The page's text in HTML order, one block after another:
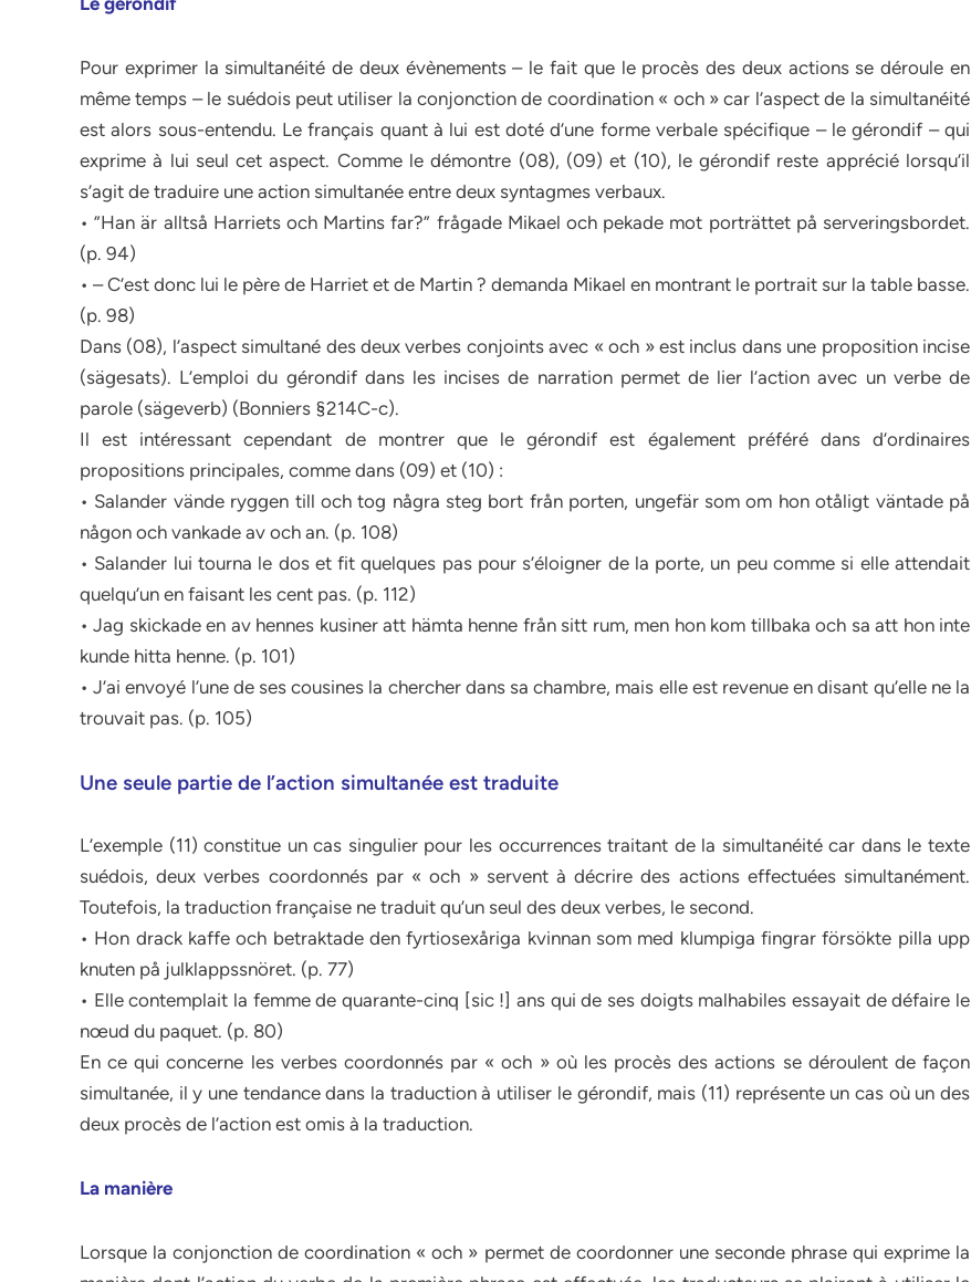
Pour exprimer la simultanéité de deux évènements – le fait que le procès des deux actions se déroule en
même temps – le suédois peut utiliser la conjonction de coordination « och » car l’aspect de la simultanéité
est alors sous-entendu. Le français quant à lui est doté d’une forme verbale spécifique – le gérondif – qui
exprime à lui seul cet aspect. Comme le démontre (08), (09) et (10), le gérondif reste apprécié lorsqu’il
s’agit de traduire une action simultanée entre deux syntagmes verbaux.
• ”Han är alltså Harriets och Martins far?” frågade Mikael och pekade mot porträttet på serveringsbordet.
(p. 94)
• – C’est donc lui le père de Harriet et de Martin ? demanda Mikael en montrant le portrait sur la table basse.
(p. 98)
Dans (08), l’aspect simultané des deux verbes conjoints avec « och » est inclus dans une proposition incise
(sägesats). L’emploi du gérondif dans les incises de narration permet de lier l’action avec un verbe de
parole (sägeverb) (Bonniers §214C-c).
Il est intéressant cependant de montrer que le gérondif est également préféré dans d’ordinaires
propositions principales, comme dans (09) et (10) :
• Salander vände ryggen till och tog några steg bort från porten, ungefär som om hon otåligt väntade på
någon och vankade av och an. (p. 108)
• Salander lui tourna le dos et fit quelques pas pour s’éloigner de la porte, un peu comme si elle attendait
quelqu’un en faisant les cent pas. (p. 112)
• Jag skickade en av hennes kusiner att hämta henne från sitt rum, men hon kom tillbaka och sa att hon inte
kunde hitta henne. (p. 101)
• J’ai envoyé l’une de ses cousines la chercher dans sa chambre, mais elle est revenue en disant qu’elle ne la
trouvait pas. (p. 105)
Une seule partie de l’action simultanée est traduite
L’exemple (11) constitue un cas singulier pour les occurrences traitant de la simultanéité car dans le texte
suédois, deux verbes coordonnés par « och » servent à décrire des actions effectuées simultanément.
Toutefois, la traduction française ne traduit qu’un seul des deux verbes, le second.
• Hon drack kaffe och betraktade den fyrtiosexåriga kvinnan som med klumpiga fingrar försökte pilla upp
knuten på julklappssnöret. (p. 77)
• Elle contemplait la femme de quarante-cinq [sic !] ans qui de ses doigts malhabiles essayait de défaire le
nœud du paquet. (p. 80)
En ce qui concerne les verbes coordonnés par « och » où les procès des actions se déroulent de façon
simultanée, il y une tendance dans la traduction à utiliser le gérondif, mais (11) représente un cas où un des
deux procès de l’action est omis à la traduction.
La manière
Lorsque la conjonction de coordination « och » permet de coordonner une seconde phrase qui exprime la